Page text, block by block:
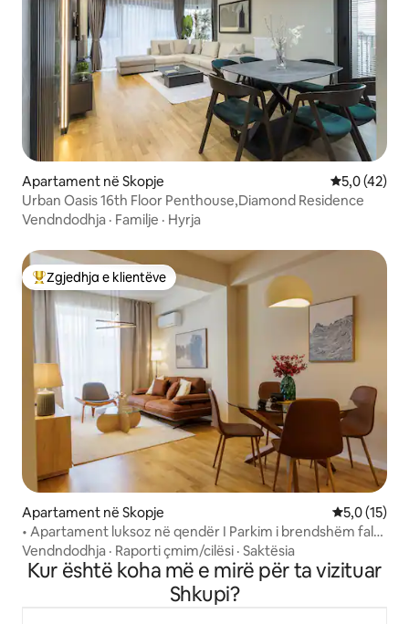
Apartament në Skopje Vlerësimi
5,0 (42)
Urban Oasis 16th Floor Penthouse,Diamond Residence
Vendndodhja · Familje · Hyrja
Më të mirat e zgjedhjeve të klientëve
Zgjedhja e klientëve
Apartament në Skopje Vlerësimi
5,0 (15)
• Apartament luksoz në qendër I Parkim i brendshëm falas
•
Vendndodhja · Raporti çmim/cilësi · Saktësia
Kur është koha më e mirë për ta vizituar
Shkupi?